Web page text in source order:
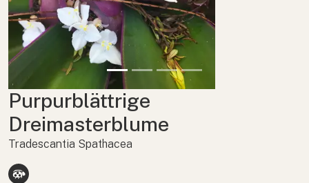
Purpurblättrige
Dreimasterblume
Tradescantia Spathacea